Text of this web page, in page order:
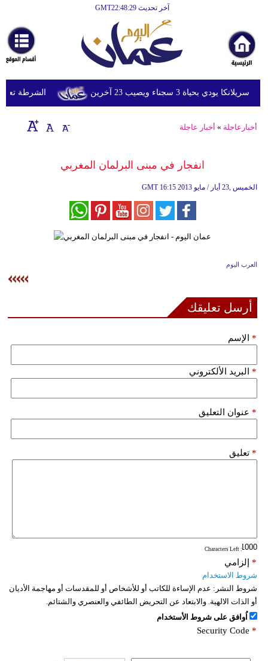
آخر تحديث GMT22:48:29
أخبارعاجلة
رياضة
ثقافة
إقتصاد
وسفر
تعليم
سيارات
الشرطة تعتقل بحياة 3 سجناء ويصيب 23 آخرين
أخبارعاجلة » أخبار عاجلة
انفجار في مبنى البرلمان المغربي‏
GMT 16:15 2013 الخميس ,23 أيار / مايو
العرب اليوم
أرسل تعليقك
الإسم *
البريد الألكتروني *
عنوان التعليق *
تعليق *
: Characters Left
إلزامي *
شروط الاستخدام
شروط النشر: عدم الإساءة للكاتب أو للأشخاص أو للمقدسات أو مهاجمة الأديان
أو الذات الالهية. والابتعاد عن التحريض الطائفي والعنصري والشتائم.
اُوافق على شروط الأستخدام
Security Code *